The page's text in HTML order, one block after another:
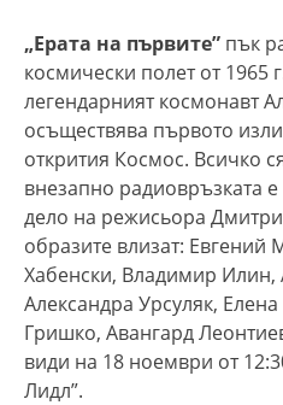
„Ерата на първите” пък
космически полет от 1965
легендарният космонавт
осъществява първото
открития Космос. Всичко
внезапно радиовръзката
дело на режисьора
образите влизат: Евгений
Хабенски, Владимир Илин,
Александра Урсуляк,
Гришко, Авангард
види на 18 ноември от
Лидл”.